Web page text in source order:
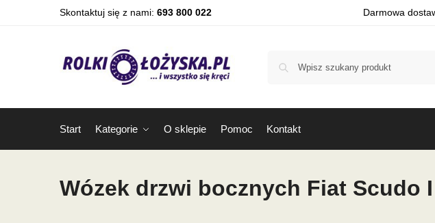
Skontaktuj się z nami: 693 800 022 Darmowa
Start Kategorie O sklepie Pomoc Kontakt
Wózek drzwi bocznych Fiat Scudo I